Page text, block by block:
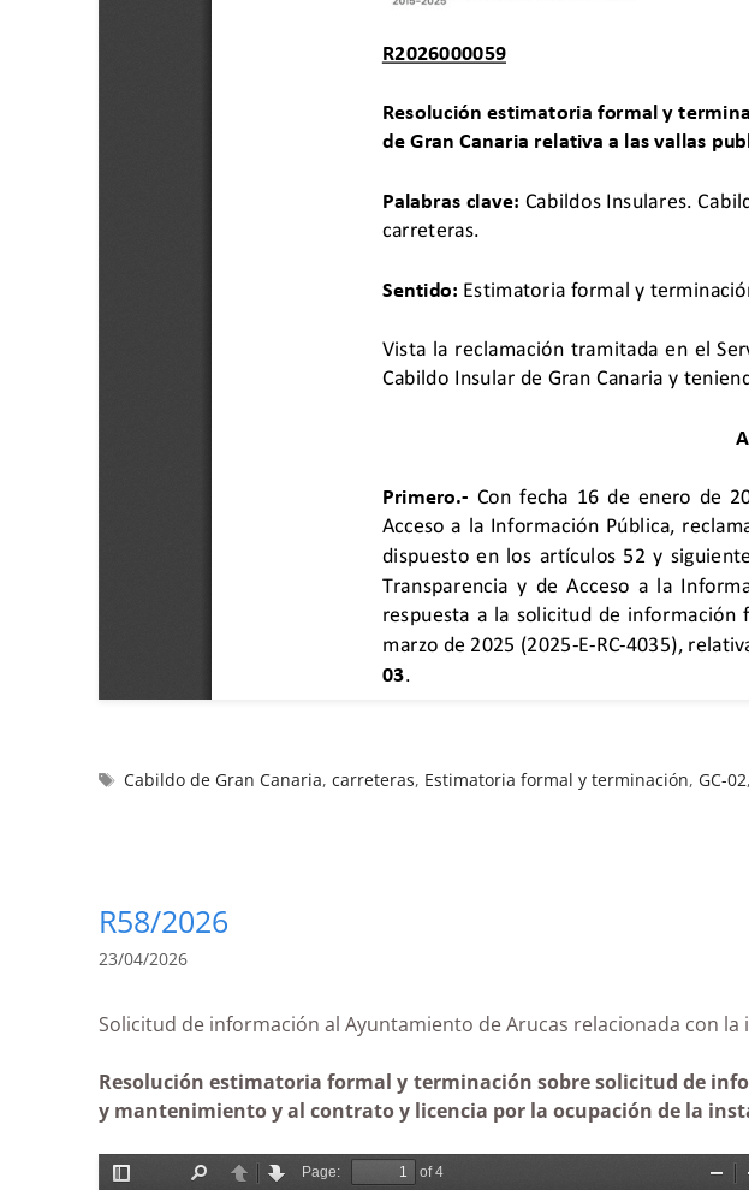
Cabildo de Gran Canaria,carreteras, Estimatoria formal y terminación, GC-02,
R58/2026
23/04/2026
Solicitud de información al Ayuntamiento de Arucas relacionada
Resolución estimatoria formal y terminación sobre solicitud de
y mantenimiento y al contrato y licencia por la ocupación de la